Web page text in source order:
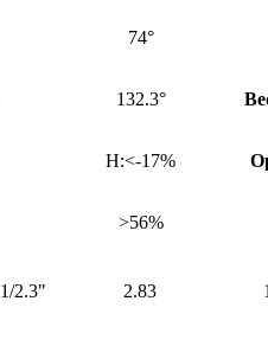
74°
132.3°
H:<-17%
>56%
1/2.3" 2.83